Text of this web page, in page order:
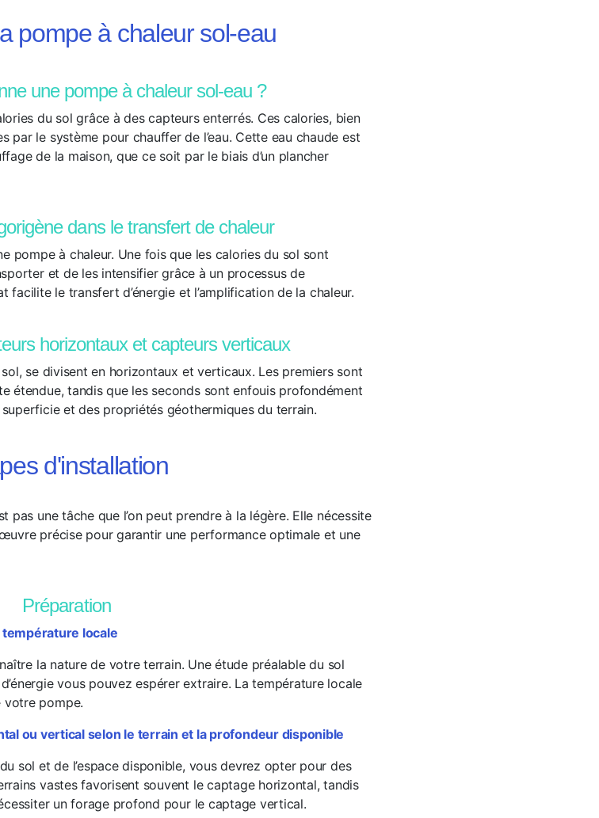
pompe à chaleur sol-eau
une pompe à chaleur sol-eau ?
du sol grâce à des capteurs enterrés. Ces calories, bien
par le système pour chauffer de l’eau. Cette eau chaude est
de la maison, que ce soit par le biais d’un plancher
dans le transfert de chaleur
pompe à chaleur. Une fois que les calories du sol sont
et de les intensifier grâce à un processus de
facilite le transfert d’énergie et l’amplification de la chaleur.
horizontaux et capteurs verticaux
se divisent en horizontaux et verticaux. Les premiers sont
étendue, tandis que les seconds sont enfouis profondément
et des propriétés géothermiques du terrain.
d'installation
pas une tâche que l’on peut prendre à la légère. Elle nécessite
précise pour garantir une performance optimale et une
Préparation
température locale
la nature de votre terrain. Une étude préalable du sol
vous pouvez espérer extraire. La température locale
votre pompe.
ou vertical selon le terrain et la profondeur disponible
sol et de l’espace disponible, vous devrez opter pour des
vastes favorisent souvent le captage horizontal, tandis
un forage profond pour le captage vertical.